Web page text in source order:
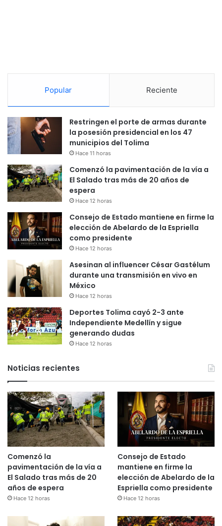
Popular Reciente
Restringen el porte de armas durante
la posesión presidencial en los 47
municipios del Tolima
Hace 11 horas
Comenzó la pavimentación de la vía a
El Salado tras más de 20 años de
espera
Hace 12 horas
Consejo de Estado mantiene en firme la
elección de Abelardo de la Espriella
como presidente
Hace 12 horas
Asesinan al influencer César Gastélum
durante una transmisión en vivo en
México
Hace 12 horas
Deportes Tolima cayó 2-3 ante
Independiente Medellín y sigue
generando dudas
Hace 12 horas
Noticias recientes
Comenzó la
pavimentación de la vía a
El Salado tras más de 20
años de espera
Hace 12 horas
Consejo de Estado
mantiene en firme la
elección de Abelardo de la
Espriella como presidente
Hace 12 horas